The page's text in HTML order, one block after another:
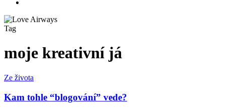
Tag
moje kreativní já
Kam
“blogování”
vede?
Ze života
Kam tohle “blogování” vede?